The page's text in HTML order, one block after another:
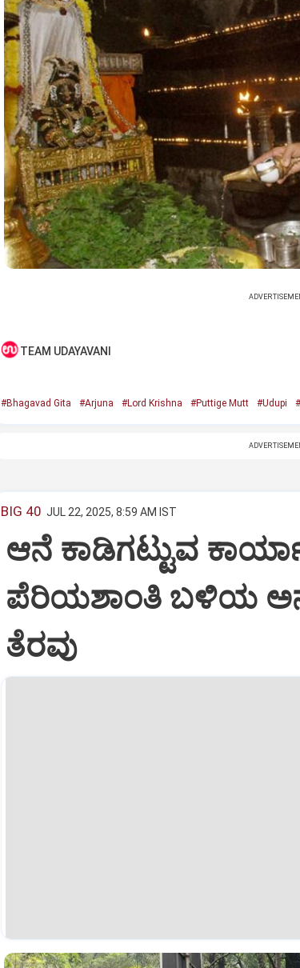
TEAM UDAYAVANI
#Bhagavad Gita #Arjuna #Lord Krishna #Puttige Mutt #Udupi
BIG 40 JUL 22, 2025, 8:59 AM IST
ಆನೆ ಕಾಡಿಗಟ್ಟುವ
ಪೆರಿಯಶಾಂತಿ ಬಳಿಯ
ತೆರವು